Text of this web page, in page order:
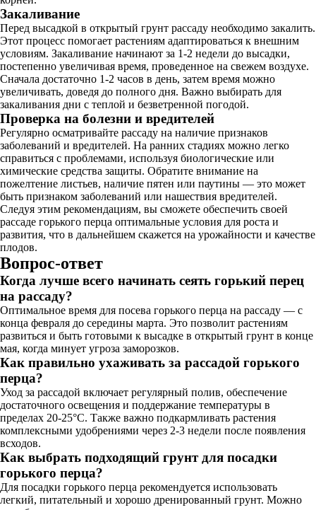
Закаливание
Перед высадкой в открытый грунт рассаду необходимо закалить.
Этот процесс помогает растениям адаптироваться к внешним
условиям. Закаливание начинают за 1-2 недели до высадки,
постепенно увеличивая время, проведенное на свежем воздухе.
Сначала достаточно 1-2 часов в день, затем время можно
увеличивать, доведя до полного дня. Важно выбирать для
закаливания дни с теплой и безветренной погодой.
Проверка на болезни и вредителей
Регулярно осматривайте рассаду на наличие признаков
заболеваний и вредителей. На ранних стадиях можно легко
справиться с проблемами, используя биологические или
химические средства защиты. Обратите внимание на
пожелтение листьев, наличие пятен или паутины — это может
быть признаком заболеваний или нашествия вредителей.
Следуя этим рекомендациям, вы сможете обеспечить своей
рассаде горького перца оптимальные условия для роста и
развития, что в дальнейшем скажется на урожайности и качестве
плодов.
Вопрос-ответ
Когда лучше всего начинать сеять горький перец
на рассаду?
Оптимальное время для посева горького перца на рассаду — с
конца февраля до середины марта. Это позволит растениям
развиться и быть готовыми к высадке в открытый грунт в конце
мая, когда минует угроза заморозков.
Как правильно ухаживать за рассадой горького
перца?
Уход за рассадой включает регулярный полив, обеспечение
достаточного освещения и поддержание температуры в
пределах 20-25°C. Также важно подкармливать растения
комплексными удобрениями через 2-3 недели после появления
всходов.
Как выбрать подходящий грунт для посадки
горького перца?
Для посадки горького перца рекомендуется использовать
легкий, питательный и хорошо дренированный грунт. Можно